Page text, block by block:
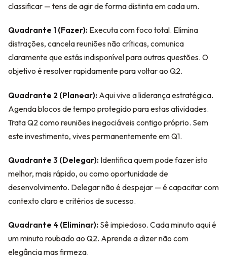
classificar — tens de agir de forma distinta em cada um.
Quadrante 1 (Fazer): Executa com foco total. Elimina
distrações, cancela reuniões não críticas, comunica
claramente que estás indisponível para outras questões. O
objetivo é resolver rapidamente para voltar ao Q2.
Quadrante 2 (Planear): Aqui vive a liderança estratégica.
Agenda blocos de tempo protegido para estas atividades.
Trata Q2 como reuniões inegociáveis contigo próprio. Sem
este investimento, vives permanentemente em Q1.
Quadrante 3 (Delegar): Identifica quem pode fazer isto
melhor, mais rápido, ou como oportunidade de
desenvolvimento. Delegar não é despejar — é capacitar com
contexto claro e critérios de sucesso.
Quadrante 4 (Eliminar): Sê impiedoso. Cada minuto aqui é
um minuto roubado ao Q2. Aprende a dizer não com
elegância mas firmeza.